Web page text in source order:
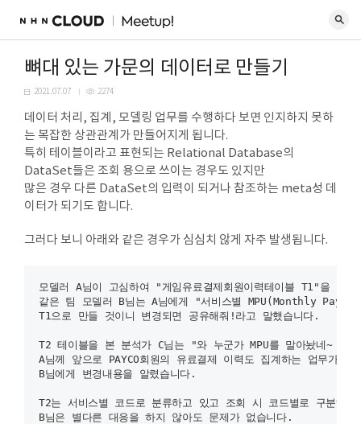
뼈대 있는 가문의 데이터로 만들기
2021.07.07 2274
데이터 처리, 집계, 모델링 업무를 수행하다 보면 인지하지 못하
는 복잡한 상관관계가 만들어지게 됩니다.
특히 테이블이라고 표현되는 Relational Database의
DataSet들은 조회 용으로 쓰이는 경우도 있지만
많은 경우 다른 DataSet의 입력이 되거나 참조하는 meta성 데
이터가 되기도 합니다.
그러다 보니 아래와 같은 경우가 심심치 않게 자주 발생됩니다.
모델러 A님이 고심하여 "게임유료결제회원이력테이블 T1"을 만
같은 팀 모델러 B님는 A님에게 "서비스별 MPU(Monthly Pay
T1으로 만들 것이니 변경되면 공유해줘!라고 말했습니다.
T2 테이블을 본 분석가 C님는 "와 누군가 MPU를 말아놨네~ 매
A님께 앞으로 PAYCO회원의 유료결제 이력도 집계하는 업무가
B님에게 변경내용을 알렸습니다.
T2는 서비스별 코드로 분류하고 있고 조회 시 코드별로 구분해
B님은 별다른 대응을 하지 않아도 문제가 없습니다.